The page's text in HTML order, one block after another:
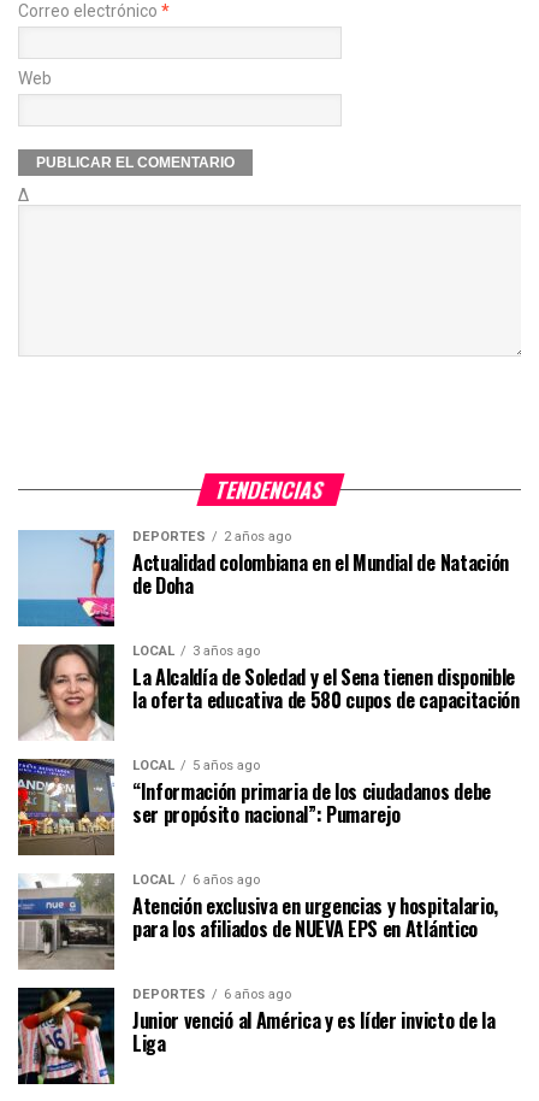
Correo electrónico *
Web
Δ
TENDENCIAS
DEPORTES 2 años ago
Actualidad colombiana en el Mundial de Natación
de Doha
LOCAL 3 años ago
La Alcaldía de Soledad y el Sena tienen disponible
la oferta educativa de 580 cupos de capacitación
LOCAL 5 años ago
“Información primaria de los ciudadanos debe
ser propósito nacional”: Pumarejo
LOCAL 6 años ago
Atención exclusiva en urgencias y hospitalario,
para los afiliados de NUEVA EPS en Atlántico
DEPORTES 6 años ago
Junior venció al América y es líder invicto de la
Liga